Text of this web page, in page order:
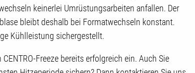
keinerlei Umrüstungsarbeiten anfallen. Der
bleibt deshalb bei Formatwechseln konstant.
Kühlleistung sichergestellt.
Freeze bereits erfolgreich ein. Auch Sie